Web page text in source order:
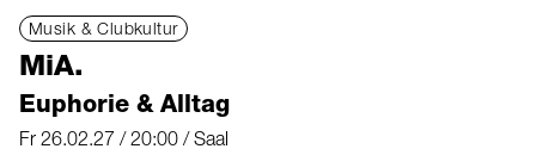
Musik & Clubkultur
MiA.
Euphorie & Alltag
Fr 26.02.27 / 20:00 / Saal